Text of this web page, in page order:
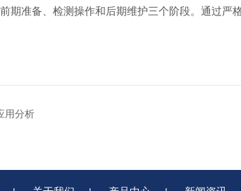
准备、检测操作和后期维护三个阶段。通过严
用分析